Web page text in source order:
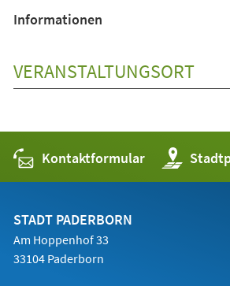
Informationen
VERANSTALTUNGSORT
Kontaktformular (Öffnet
in
einem
STADT PADERBORN
Am Hoppenhof 33
33104 Paderborn